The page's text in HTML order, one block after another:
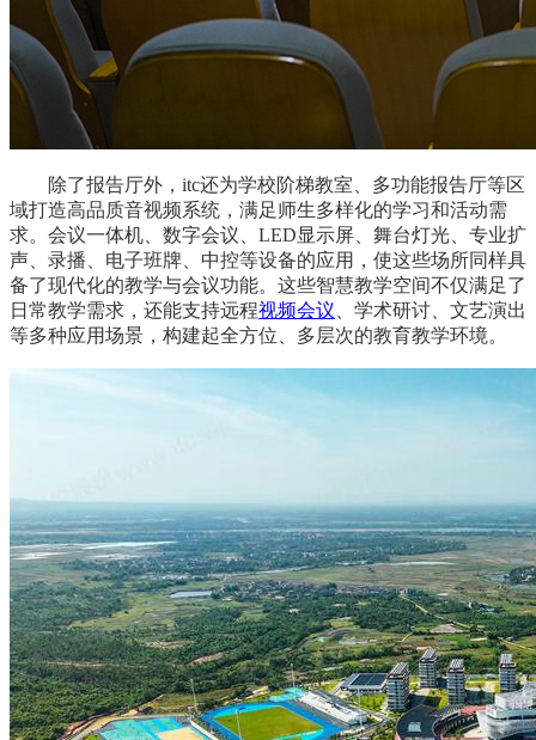
除了报告厅外，itc还为学校阶梯教室、多功能报告厅等区
域打造高品质音视频系统，满足师生多样化的学习和活动需
求。会议一体机、数字会议、LED显示屏、舞台灯光、专业扩
声、录播、电子班牌、中控等设备的应用，使这些场所同样具
备了现代化的教学与会议功能。这些智慧教学空间不仅满足了
日常教学需求，还能支持远程视频会议 、学术研讨、文艺演出
等多种应用场景，构建起全方位、多层次的教育教学环境。